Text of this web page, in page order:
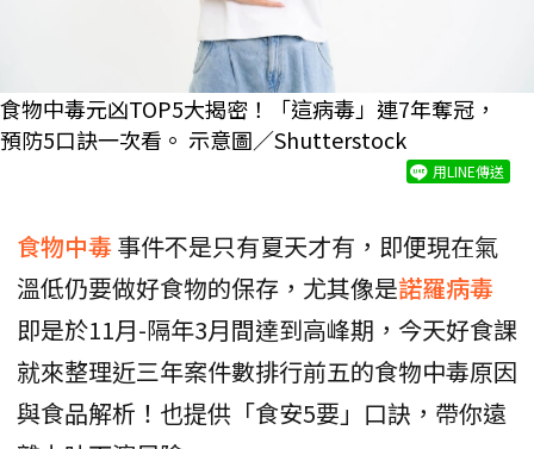
食物中毒元凶TOP5大揭密！「這病毒」連7年奪冠，
預防5口訣一次看。 示意圖／Shutterstock
用LINE傳送
食物中毒事件不是只有夏天才有，即便現在氣
溫低仍要做好食物的保存，尤其像是諾羅病毒
即是於11月-隔年3月間達到高峰期，今天好食課
就來整理近三年案件數排行前五的食物中毒原因
與食品解析！也提供「食安5要」口訣，帶你遠